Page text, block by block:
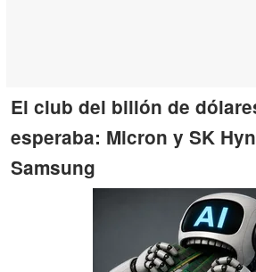
El club del billón de
esperaba: Micron y SK
Samsung